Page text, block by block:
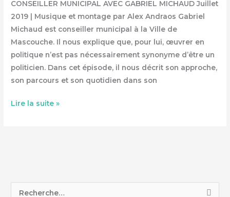
CONSEILLER MUNICIPAL AVEC GABRIEL MICHAUD Juillet
2019 | Musique et montage par Alex Andraos Gabriel
Michaud est conseiller municipal à la Ville de
Mascouche. Il nous explique que, pour lui, œuvrer en
politique n’est pas nécessairement synonyme d’être un
politicien. Dans cet épisode, il nous décrit son approche,
son parcours et son quotidien dans son
Lire la suite »